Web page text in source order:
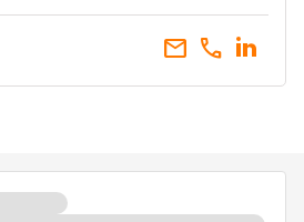
call
email